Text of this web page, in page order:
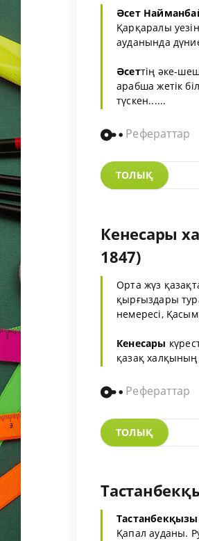
Әсет
Қарқаралы
ауданында
Әсеттің әке-
арабша жетік
түскен......
Рефераттар
ТОЛЫҚ
Кенесары
1847)
Орта жүз
қырғыздары
немересі,
Кенесары
қазақ халқының
Рефераттар
ТОЛЫҚ
Тастанбекқызы
Қапал ауданы.